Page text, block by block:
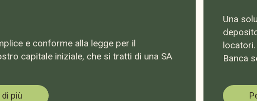
e conforme alla legge per il
capitale iniziale, che si tratti di una SA
più
Una
Banca